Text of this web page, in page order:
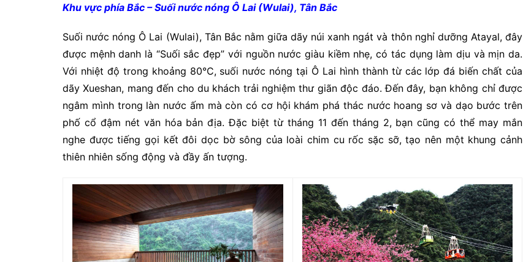
Khu vực phía Bắc – Suối nước nóng Ô Lai (Wulai), Tân Bắc
Suối nước nóng Ô Lai (Wulai), Tân Bắc nằm giữa dãy núi xanh ngát và thôn nghỉ dưỡng Atayal, đây
được mệnh danh là “Suối sắc đẹp” với nguồn nước giàu kiềm nhẹ, có tác dụng làm dịu và mịn da.
Với nhiệt độ trong khoảng 80°C, suối nước nóng tại Ô Lai hình thành từ các lớp đá biến chất của
dãy Xueshan, mang đến cho du khách trải nghiệm thư giãn độc đáo. Đến đây, bạn không chỉ được
ngâm mình trong làn nước ấm mà còn có cơ hội khám phá thác nước hoang sơ và dạo bước trên
phố cổ đậm nét văn hóa bản địa. Đặc biệt từ tháng 11 đến tháng 2, bạn cũng có thể may mắn
nghe được tiếng gọi kết đôi dọc bờ sông của loài chim cu rốc sặc sỡ, tạo nên một khung cảnh
thiên nhiên sống động và đầy ấn tượng.